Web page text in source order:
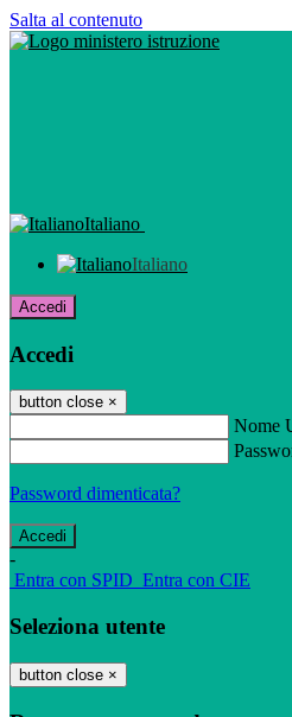
Salta al contenuto
Italiano
Italiano
Accedi
Accedi
button close ×
Nome
Password dimenticata?
-
Entra con SPID Entra con CIE
Seleziona utente
button close ×